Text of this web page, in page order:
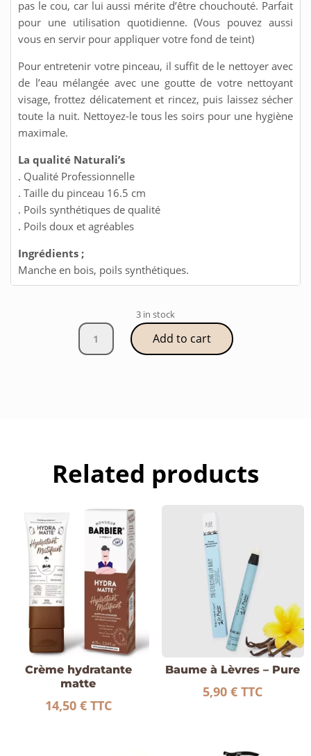
pas le cou, car lui aussi mérite d’être chouchouté. Parfait
pour une utilisation quotidienne. (Vous pouvez aussi
vous en servir pour appliquer votre fond de teint)
Pour entretenir votre pinceau, il suffit de le nettoyer avec
de l’eau mélangée avec une goutte de votre nettoyant
visage, frottez délicatement et rincez, puis laissez sécher
toute la nuit. Nettoyez-le tous les soirs pour une hygiène
maximale.
La qualité Naturali’s
. Qualité Professionnelle
. Taille du pinceau 16.5 cm
. Poils synthétiques de qualité
. Poils doux et agréables
Ingrédients ;
Manche en bois, poils synthétiques.
3 in stock
Pinceau
applicateur
Add to cart
Related products
Crème hydratante
matte
14,50 € TTC
Baume à Lèvres – Pure
5,90€ TTC